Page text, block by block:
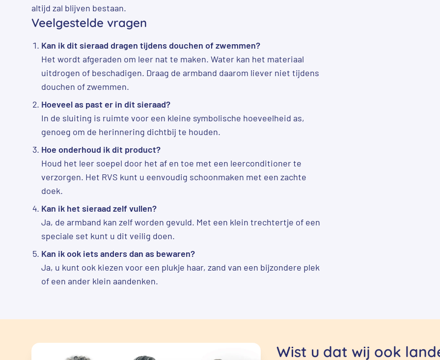
altijd zal blijven bestaan.
Veelgestelde vragen
Kan ik dit sieraad dragen tijdens douchen of zwemmen?
Het wordt afgeraden om leer nat te maken. Water kan het materiaal
uitdrogen of beschadigen. Draag de armband daarom liever niet tijdens
douchen of zwemmen.
Hoeveel as past er in dit sieraad?
In de sluiting is ruimte voor een kleine symbolische hoeveelheid as,
genoeg om de herinnering dichtbij te houden.
Hoe onderhoud ik dit product?
Houd het leer soepel door het af en toe met een leerconditioner te
verzorgen. Het RVS kunt u eenvoudig schoonmaken met een zachte
doek.
Kan ik het sieraad zelf vullen?
Ja, de armband kan zelf worden gevuld. Met een klein trechtertje of een
speciale set kunt u dit veilig doen.
Kan ik ook iets anders dan as bewaren?
Ja, u kunt ook kiezen voor een plukje haar, zand van een bijzondere plek
of een ander klein aandenken.
Wist u dat wij ook